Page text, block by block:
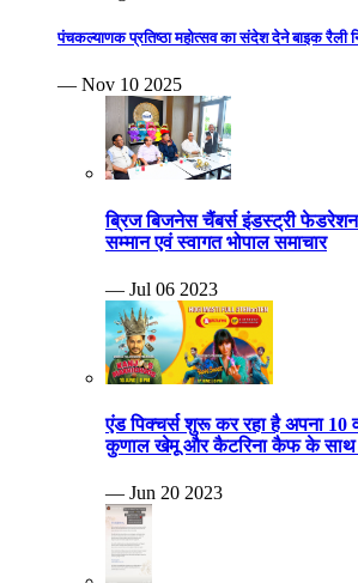
पंचकल्याणक प्रतिष्ठा महोत्सव का संदेश देने बाइक रैली
— Nov 10 2025
ब्रिज बिजनेस चैंबर्स इंडस्ट्री फेडरेशन
सम्मान एवं स्वागत भोपाल समाचार
— Jul 06 2023
एंड पिक्चर्स शुरू कर रहा है अपना 10
कुणाल खेमू और कैटरिना कैफ के साथ
— Jun 20 2023